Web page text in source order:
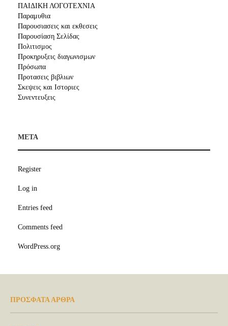
ΠΑΙΔΙΚΗ ΛΟΓΟΤΕΧΝΙΑ
Παραμυθια
Παρουσιασεις και εκθεσεις
Παρουσίαση Σελίδας
Πολιτισμος
Προκηρυξεις διαγωνισμων
Πρόσωπα
Προτασεις βιβλιων
Σκεψεις και Ιστοριες
Συνεντευξεις
META
Register
Log in
Entries feed
Comments feed
WordPress.org
ΠΡΟΣΦΑΤΑ ΑΡΘΡΑ